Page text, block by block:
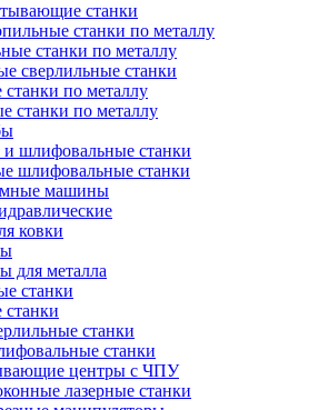
станки
станки по металлу
станки по металлу
сверлильные станки
по металлу
станки по металлу
и шлифовальные станки
шлифовальные станки
машины
ковки
для металла
станки
станки
станки
центры с ЧПУ
лазерные станки